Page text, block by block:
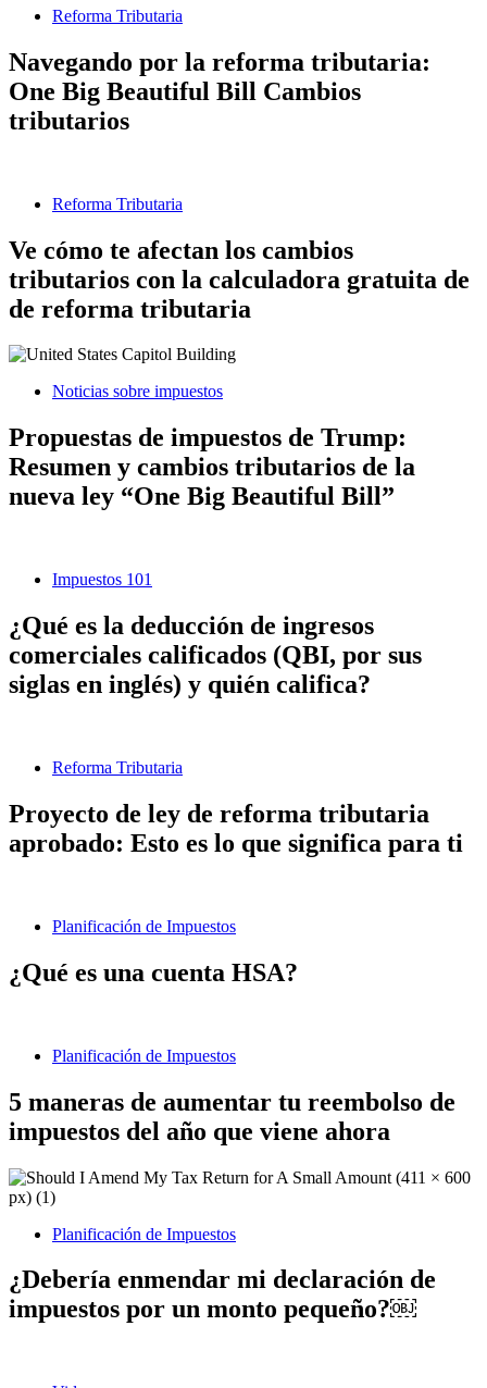
Reforma Tributaria
Navegando por la reforma tributaria:
One Big Beautiful Bill Cambios
tributarios
Reforma Tributaria
Ve cómo te afectan los cambios
tributarios con la calculadora gratuita de
de reforma tributaria
Noticias sobre impuestos
Propuestas de impuestos de Trump:
Resumen y cambios tributarios de la
nueva ley “One Big Beautiful Bill”
Impuestos 101
¿Qué es la deducción de ingresos
comerciales calificados (QBI, por sus
siglas en inglés) y quién califica?
Reforma Tributaria
Proyecto de ley de reforma tributaria
aprobado: Esto es lo que significa para ti
Planificación de Impuestos
¿Qué es una cuenta HSA?
Planificación de Impuestos
5 maneras de aumentar tu reembolso de
impuestos del año que viene ahora
Planificación de Impuestos
¿Debería enmendar mi declaración de
impuestos por un monto pequeño?￼